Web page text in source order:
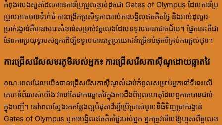
កំពុងលេងស្លតដែលមានការប្រែប្រួលខ្ពស់ដូចជា Gates of Olympus ដែលការប្រែ
ប្រួលអាចមានទំហំធំ ការពង្រីកប្រសិទ្ធភាពរាល់ការបង្វិលឥតគិតថ្លៃ និងរាល់ដុល្លារ
ប្រាក់រង្វាន់គឺមានសារៈសំខាន់សម្រាប់វគ្គលេងដែលទទួលបានជោគជ័យ។ ផ្នែកនេះគឺជា
ផែនការប្រយុទ្ធរបស់អ្នកដើម្បីទទួលបានអត្ថប្រយោជន៍ច្រើនបំផុតពីគ្រប់ការផ្តល់ជូន។
ការជ្រើសរើសសមរភូមិរបស់អ្នក៖ ការជ្រើសរើសកាស៊ីណូដោយឆ្លាតវៃ
ខណៈពេលដែលយើងបានជ្រើសរើសកាស៊ីណូលំដាប់កំពូលសម្រាប់អ្នកនៅទីនេះលើ
គេហទំព័ររបស់យើង វានៅតែជាការឆ្លាតវៃក្នុងការដឹងពីមូលហេតុដែលពួកគេបានជាប់
ក្នុងបញ្ជី។ នៅពេលស្វែងរកកន្លែងល្អបំផុតដើម្បីប្រើប្រាស់មូលនិធិទិញប្រាក់រង្វាន់
Gates of Olympus ឬការបង្វិលឥតគិតថ្លៃរបស់អ្នក អ្នកត្រូវមើលឱ្យហួសពីតួលេខ